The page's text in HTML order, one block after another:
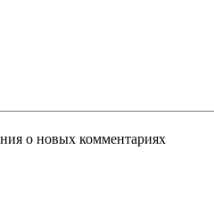
о новых комментариях